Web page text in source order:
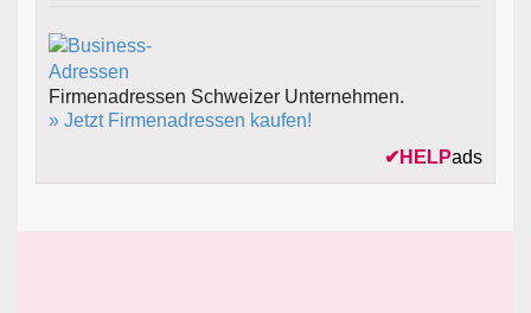
Firmenadressen Schweizer Unternehmen.
» Jetzt Firmenadressen kaufen!
✔ HELPads